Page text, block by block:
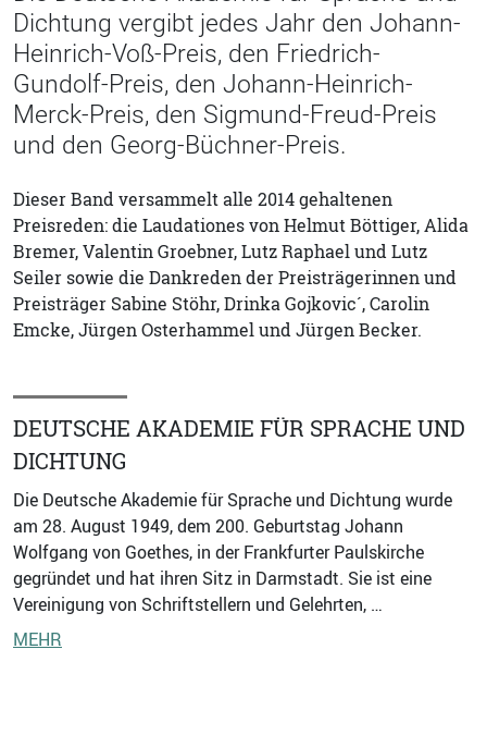
Dichtung vergibt jedes Jahr den Johann-
Heinrich-Voß-Preis, den Friedrich-
Gundolf-Preis, den Johann-Heinrich-
Merck-Preis, den Sigmund-Freud-Preis
und den Georg-Büchner-Preis.
Dieser Band versammelt alle 2014 gehaltenen
Preisreden: die Laudationes von Helmut Böttiger, Alida
Bremer, Valentin Groebner, Lutz Raphael und Lutz
Seiler sowie die Dankreden der Preisträgerinnen und
Preisträger Sabine Stöhr, Drinka Gojkovic´, Carolin
Emcke, Jürgen Osterhammel und Jürgen Becker.
DEUTSCHE AKADEMIE FÜR SPRACHE UND
DICHTUNG
Die Deutsche Akademie für Sprache und Dichtung wurde
am 28. August 1949, dem 200. Geburtstag Johann
Wolfgang von Goethes, in der Frankfurter Paulskirche
gegründet und hat ihren Sitz in Darmstadt. Sie ist eine
Vereinigung von Schriftstellern und Gelehrten, …
MEHR